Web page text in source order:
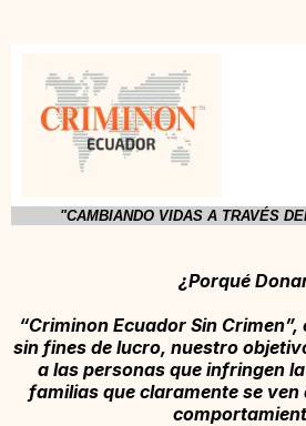
"CAMBIANDO VIDAS A TRAVÉS
¿Porqué
“Criminon Ecuador Sin
sin fines de lucro, nuestro
a las personas que infringen
familias que claramente se